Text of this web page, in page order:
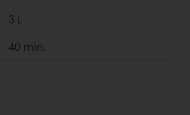
3 L
40 min.